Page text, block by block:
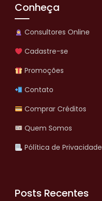
Conheça
Consultores Online
Cadastre-se
Promoções
Contato
Comprar Créditos
Quem Somos
Pólítica de Privacidade
Posts Recentes